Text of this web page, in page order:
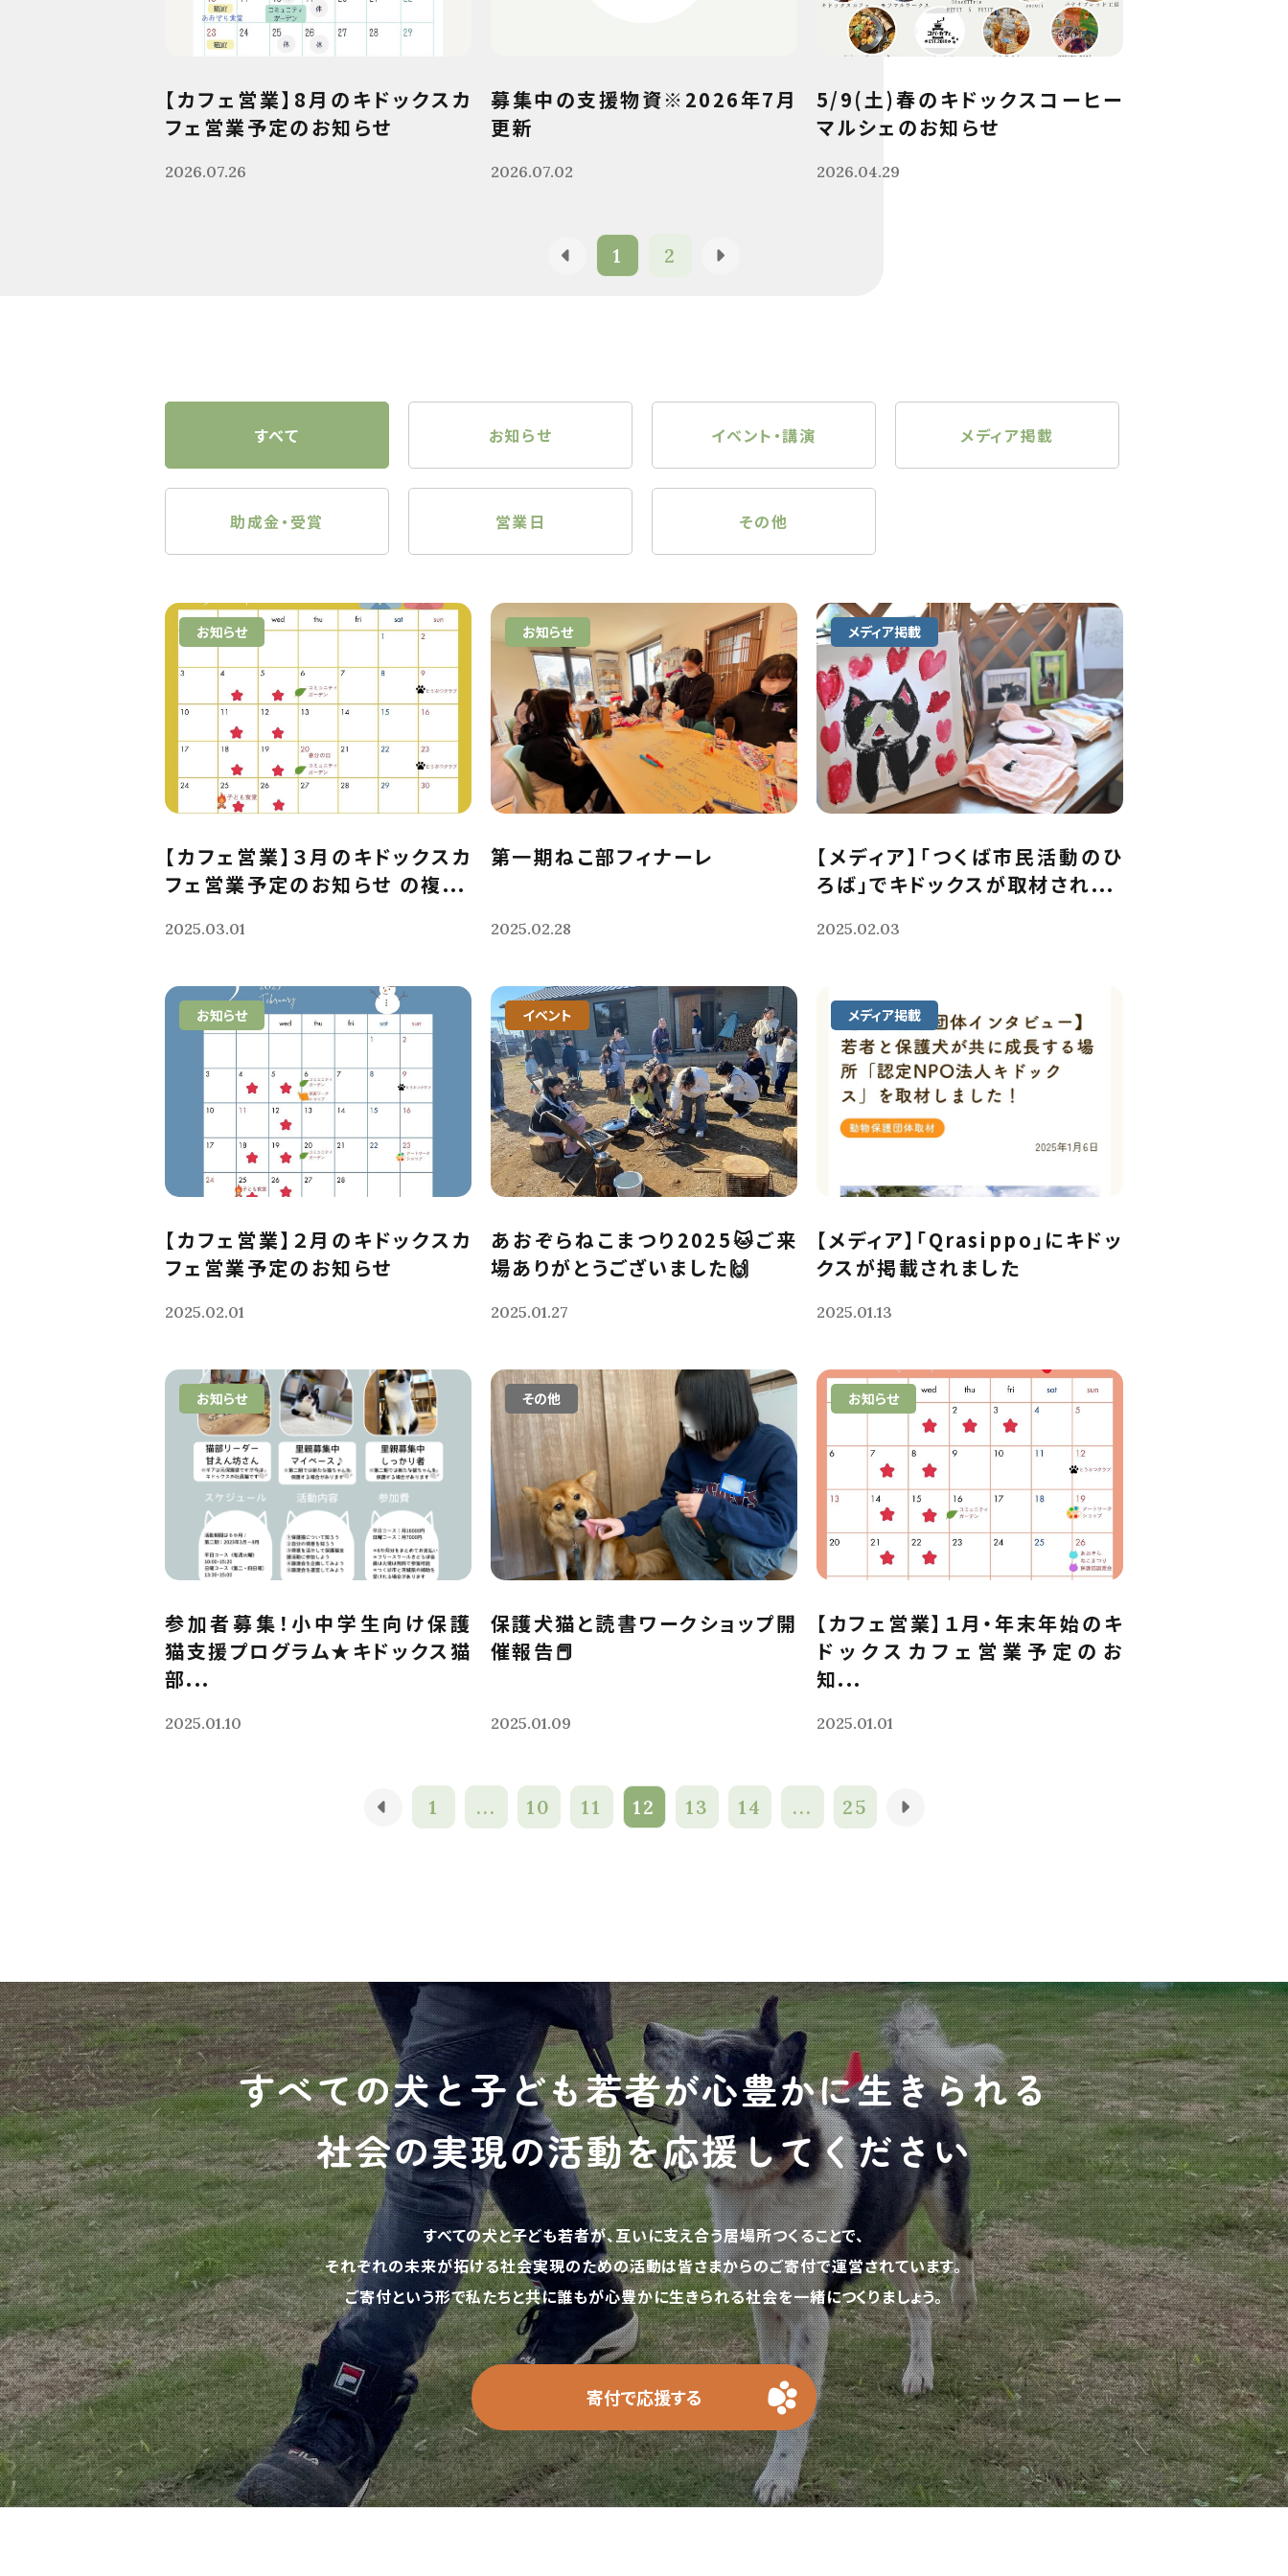
【カフェ営業】8月のキドックスカ
フェ営業予定のお知らせ
2026.07.26
募集中の支援物資※2026年7月
更新
2026.07.02
5/9(土)春のキドックスコーヒー
マルシェのお知らせ
2026.04.29
1 2
すべて お知らせ イベント・講演 メディア掲載
助成金・受賞 営業日 その他
お知らせ
【カフェ営業】３月のキドックスカ
フェ営業予定のお知らせ の複...
2025.03.01
お知らせ
第一期ねこ部フィナーレ
2025.02.28
メディア掲載
【メディア】「つくば市民活動のひ
ろば」でキドックスが取材され...
2025.02.03
お知らせ
【カフェ営業】２月のキドックスカ
フェ営業予定のお知らせ
2025.02.01
イベント
あおぞらねこまつり2025🐱ご来
場ありがとうございました🙌
2025.01.27
メディア掲載
【メディア】「Qrasippo」にキドッ
クスが掲載されました
2025.01.13
お知らせ
参加者募集！小中学生向け保護
猫支援プログラム★キドックス猫
部...
2025.01.10
その他
保護犬猫と読書ワークショップ開
催報告📕
2025.01.09
お知らせ
【カフェ営業】１月・年末年始のキ
ドックスカフェ営業予定のお
知...
2025.01.01
1 ... 10 11 12 13 14 ... 25
すべての犬と子ども若者が心豊かに生きられる
社会の実現の活動を応援してください
すべての犬と子ども若者が、互いに支え合う居場所つくることで、
それぞれの未来が拓ける社会実現のための活動は皆さまからのご寄付で運営されています。
ご寄付という形で私たちと共に誰もが心豊かに生きられる社会を一緒につくりましょう。
寄付で応援する